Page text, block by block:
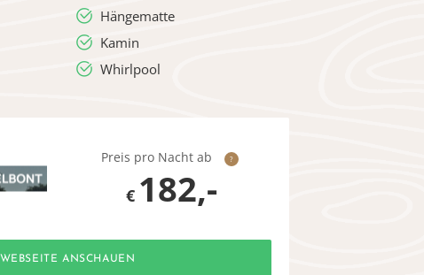
Hängematte
Kamin
Whirlpool
Preis pro Nacht ab ?
€ 182,-
WEBSEITE ANSCHAUEN